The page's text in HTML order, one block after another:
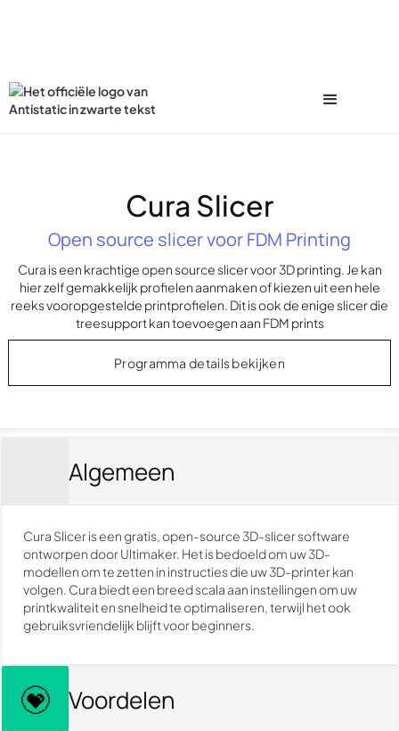
Cura Slicer
Open source slicer voor FDM Printing
Cura is een krachtige open source slicer voor 3D printing. Je kan
hier zelf gemakkelijk profielen aanmaken of kiezen uit een hele
reeks vooropgestelde printprofielen. Dit is ook de enige slicer die
treesupport kan toevoegen aan FDM prints
Programma details bekijken
Algemeen
Cura Slicer is een gratis, open-source 3D-slicer software
ontworpen door Ultimaker. Het is bedoeld om uw 3D-
modellen om te zetten in instructies die uw 3D-printer kan
volgen. Cura biedt een breed scala aan instellingen om uw
printkwaliteit en snelheid te optimaliseren, terwijl het ook
gebruiksvriendelijk blijft voor beginners.
Voordelen